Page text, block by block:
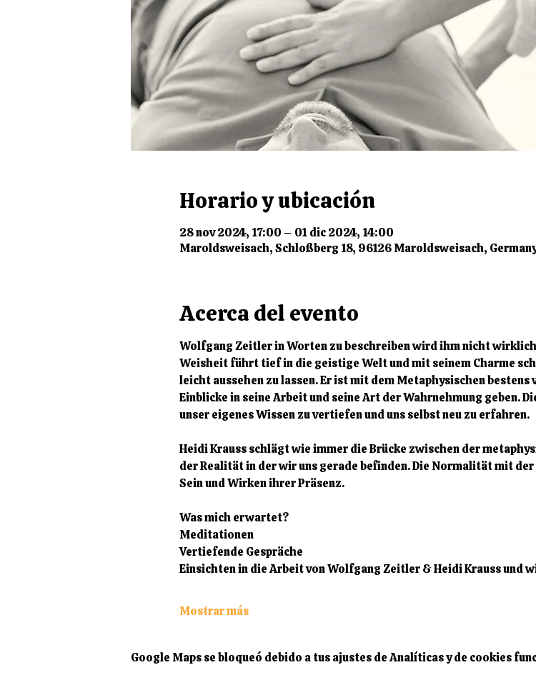
Horario y ubicación
28 nov 2024, 17:00 – 01 dic 2024, 14:00
Maroldsweisach, Schloßberg 18, 96126 Maroldsweisach,
Acerca del evento
Wolfgang Zeitler in Worten zu beschreiben wird ihm nicht
Weisheit führt tief in die geistige Welt und mit seinem Charme
leicht aussehen zu lassen. Er ist mit dem Metaphysischen
Einblicke in seine Arbeit und seine Art der Wahrnehmung geben.
unser eigenes Wissen zu vertiefen und uns selbst neu zu erfahren.
Heidi Krauss schlägt wie immer die Brücke zwischen der
der Realität in der wir uns gerade befinden. Die Normalität mit
Sein und Wirken ihrer Präsenz.
Was mich erwartet?
Meditationen
Vertiefende Gespräche
Einsichten in die Arbeit von Wolfgang Zeitler & Heidi Krauss und
Mostrar más
Google Maps se bloqueó debido a tus ajustes de Analíticas y de cookies